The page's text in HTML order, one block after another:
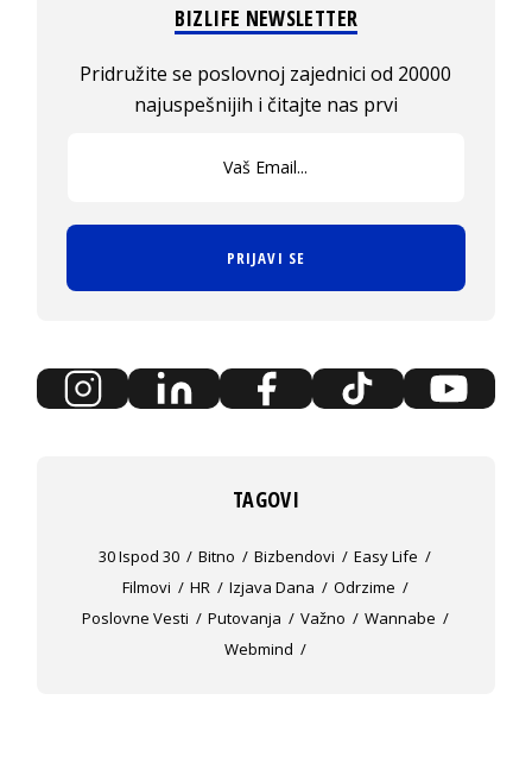
BIZLIFE NEWSLETTER
Pridružite se poslovnoj zajednici od 20000
najuspešnijih i čitajte nas prvi
PRIJAVI SE
TAGOVI
30 Ispod 30 Bitno Bizbendovi
Easy Life
Filmovi
HR Izjava Dana
Odrzime
Poslovne Vesti
Putovanja Važno
Wannabe
Webmind